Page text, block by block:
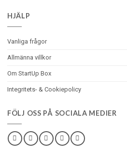
HJÄLP
Vanliga frågor
Allmänna villkor
Om StartUp Box
Integritets- & Cookiepolicy
FÖLJ OSS PÅ SOCIALA MEDIER